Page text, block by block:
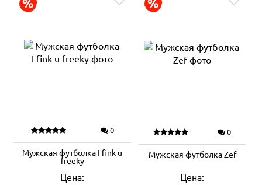
0
Мужская футболка I fink u
freeky
Цена:
0
Мужская футболка Zef
Цена: